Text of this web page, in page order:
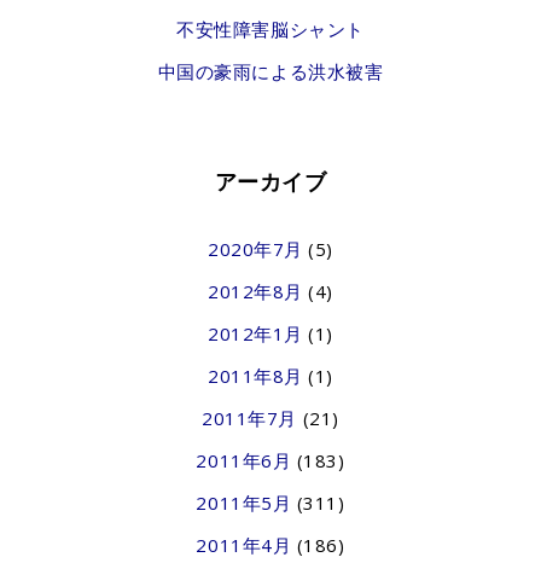
不安性障害脳シャント
中国の豪雨による洪水被害
アーカイブ
2020年7月 (5)
2012年8月 (4)
2012年1月 (1)
2011年8月 (1)
2011年7月 (21)
2011年6月 (183)
2011年5月 (311)
2011年4月 (186)